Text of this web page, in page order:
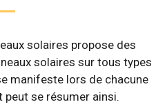
solaires propose des
solaires sur tous types
manifeste lors de chacune
se résumer ainsi.